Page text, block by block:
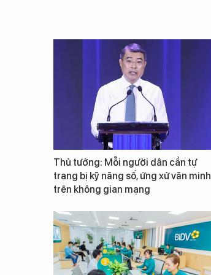
Thủ tướng: Mỗi người dân cần tự
trang bị kỹ năng số, ứng xử văn minh
trên không gian mạng